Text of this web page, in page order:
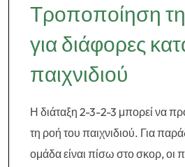
Τροποποίηση
για διάφορες
παιχνιδιού
Η διάταξη 2-3-2-3 μπορεί να
τη ροή του παιχνιδιού. Για
ομάδα είναι πίσω στο σκορ, οι